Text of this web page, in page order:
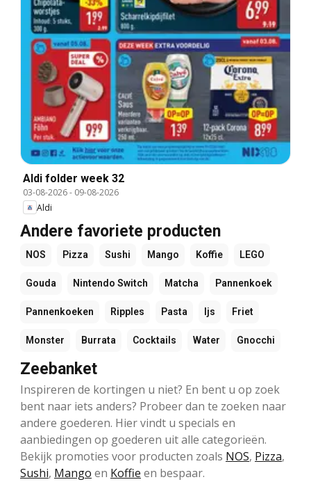
Aldi folder week 32
03-08-2026- 09-08-2026
Aldi
Andere favoriete producten
NOS Pizza Sushi Mango Koffie LEGO
Gouda Nintendo Switch Matcha Pannenkoek
Pannenkoeken Ripples Pasta Ijs Friet
Monster Burrata Cocktails Water Gnocchi
Zeebanket
Inspireren de kortingen u niet? En bent u op zoek
bent naar iets anders? Probeer dan te zoeken naar
andere goederen. Hier vindt u specials en
aanbiedingen op goederen uit alle categorieën.
Bekijk promoties voor producten zoals NOS, Pizza,
Sushi, Mango en Koffie en bespaar.